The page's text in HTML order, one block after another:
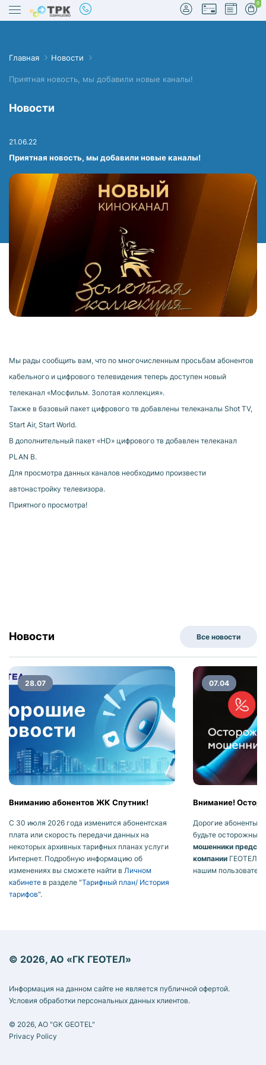
0
Главная Новости
Приятная новость, мы добавили новые каналы!
Новости
21.06.22
Приятная новость, мы добавили новые каналы!
Мы рады сообщить вам, что по многочисленным просьбам абонентов
кабельного и цифрового телевидения теперь доступен новый
телеканал «Мосфильм. Золотая коллекция».
Также в базовый пакет цифрового тв добавлены телеканалы Shot TV,
Start Air, Start World.
В дополнительный пакет «HD» цифрового тв добавлен телеканал
PLAN B.
Для просмотра данных каналов необходимо произвести
автонастройку телевизора.
Приятного просмотра!
Новости Все новости
28.07
Вниманию абонентов ЖК Спутник!
С 30 июля 2026 года изменится абонентская
плата или скорость передачи данных на
некоторых архивных тарифных планах услуги
Интернет. Подробную информацию об
изменениях вы сможете найти в Личном
кабинете в разделе "Тарифный план/ История
тарифов".
07.04
Внимание!
Дорогие абоненты,
будьте осторожны!
мошенники
компании ГЕОТЕЛ
нашим
© 2026, АО «ГК ГЕОТЕЛ»
Информация на данном сайте не является публичной офертой.
Условия обработки персональных данных клиентов.
© 2026, AO "GK GEOTEL"
Privacy Policy
true